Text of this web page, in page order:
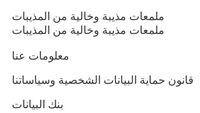
ملمعات مذيبة وخالية من المذيبات
ملمعات مذيبة وخالية من المذيبات
معلومات عنا
قانون حماية البيانات الشخصية وسياساتنا
بنك البيانات